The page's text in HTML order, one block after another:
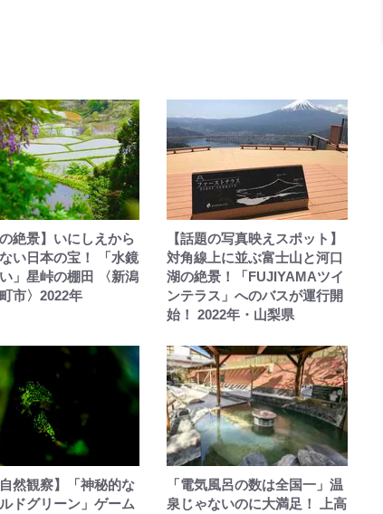
の絶景】いにしえから
い日本の宝！ 「水鏡
」星峠の棚田 〈新潟
市〉2022年
【話題の写真映えスポット】
対角線上に並ぶ富士山と河口
湖の絶景！「FUJIYAMAツイ
ンテラス」へのバスが運行開
始！ 2022年・山梨県
自然観察】「神秘的な
ドグリーン」ゲーム
「電気風呂の数は全国一」温
泉じゃないのに大満足！ 上高